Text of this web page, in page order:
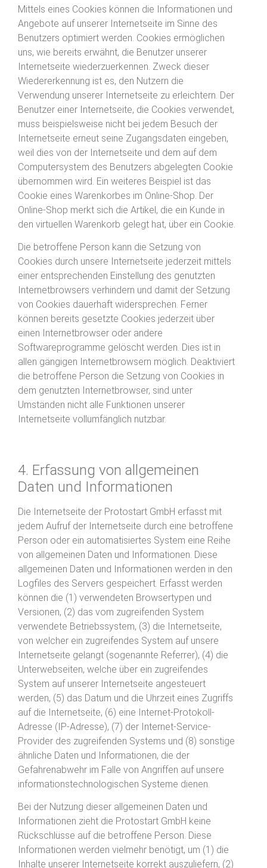
Mittels eines Cookies können die Informationen und
Angebote auf unserer Internetseite im Sinne des
Benutzers optimiert werden. Cookies ermöglichen
uns, wie bereits erwähnt, die Benutzer unserer
Internetseite wiederzuerkennen. Zweck dieser
Wiedererkennung ist es, den Nutzern die
Verwendung unserer Internetseite zu erleichtern. Der
Benutzer einer Internetseite, die Cookies verwendet,
muss beispielsweise nicht bei jedem Besuch der
Internetseite erneut seine Zugangsdaten eingeben,
weil dies von der Internetseite und dem auf dem
Computersystem des Benutzers abgelegten Cookie
übernommen wird. Ein weiteres Beispiel ist das
Cookie eines Warenkorbes im Online-Shop. Der
Online-Shop merkt sich die Artikel, die ein Kunde in
den virtuellen Warenkorb gelegt hat, über ein Cookie.
Die betroffene Person kann die Setzung von
Cookies durch unsere Internetseite jederzeit mittels
einer entsprechenden Einstellung des genutzten
Internetbrowsers verhindern und damit der Setzung
von Cookies dauerhaft widersprechen. Ferner
können bereits gesetzte Cookies jederzeit über
einen Internetbrowser oder andere
Softwareprogramme gelöscht werden. Dies ist in
allen gängigen Internetbrowsern möglich. Deaktiviert
die betroffene Person die Setzung von Cookies in
dem genutzten Internetbrowser, sind unter
Umständen nicht alle Funktionen unserer
Internetseite vollumfänglich nutzbar.
4. Erfassung von allgemeinen
Daten und Informationen
Die Internetseite der Protostart GmbH erfasst mit
jedem Aufruf der Internetseite durch eine betroffene
Person oder ein automatisiertes System eine Reihe
von allgemeinen Daten und Informationen. Diese
allgemeinen Daten und Informationen werden in den
Logfiles des Servers gespeichert. Erfasst werden
können die (1) verwendeten Browsertypen und
Versionen, (2) das vom zugreifenden System
verwendete Betriebssystem, (3) die Internetseite,
von welcher ein zugreifendes System auf unsere
Internetseite gelangt (sogenannte Referrer), (4) die
Unterwebseiten, welche über ein zugreifendes
System auf unserer Internetseite angesteuert
werden, (5) das Datum und die Uhrzeit eines Zugriffs
auf die Internetseite, (6) eine Internet-Protokoll-
Adresse (IP-Adresse), (7) der Internet-Service-
Provider des zugreifenden Systems und (8) sonstige
ähnliche Daten und Informationen, die der
Gefahrenabwehr im Falle von Angriffen auf unsere
informationstechnologischen Systeme dienen.
Bei der Nutzung dieser allgemeinen Daten und
Informationen zieht die Protostart GmbH keine
Rückschlüsse auf die betroffene Person. Diese
Informationen werden vielmehr benötigt, um (1) die
Inhalte unserer Internetseite korrekt auszuliefern, (2)